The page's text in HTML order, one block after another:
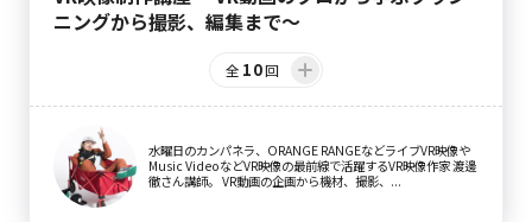
ニングから撮影、編集まで〜
全 10回
水曜日のカンパネラ、ORANGE RANGEなどライブVR映像や
Music VideoなどVR映像の最前線で活躍するVR映像作家 渡邊
徹さん講師。 VR動画の企画から機材、撮影、...